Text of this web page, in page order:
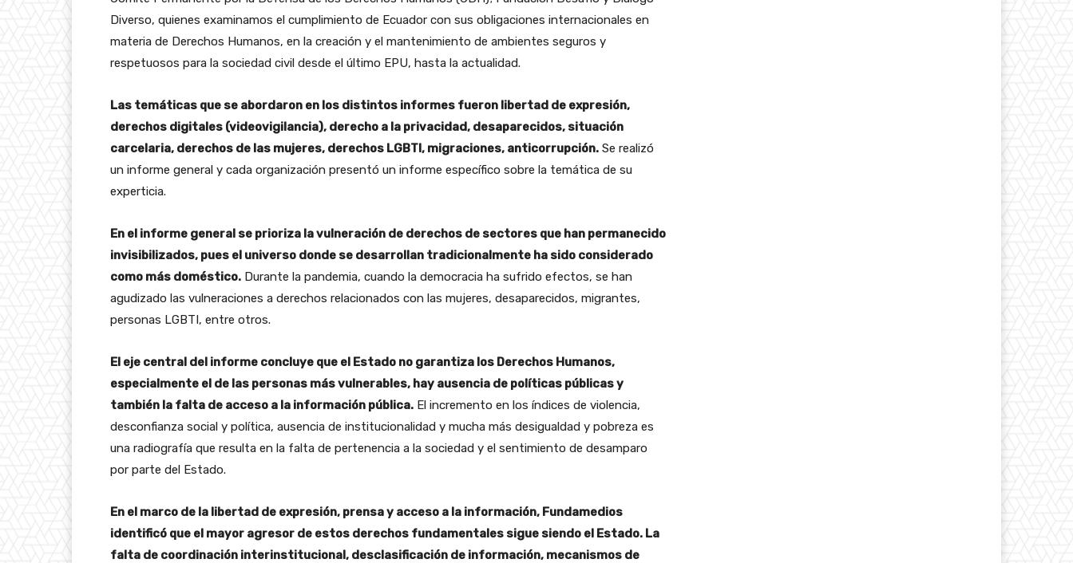
Diverso, quienes examinamos el cumplimiento de Ecuador con sus obligaciones internacionales en
materia de Derechos Humanos, en la creación y el mantenimiento de ambientes seguros y
respetuosos para la sociedad civil desde el último EPU, hasta la actualidad.
Las temáticas que se abordaron en los distintos informes fueron libertad de expresión,
derechos digitales (videovigilancia), derecho a la privacidad, desaparecidos, situación
carcelaria, derechos de las mujeres, derechos LGBTI, migraciones, anticorrupción. Se realizó
un informe general y cada organización presentó un informe específico sobre la temática de su
experticia.
En el informe general se prioriza la vulneración de derechos de sectores que han permanecido
invisibilizados, pues el universo donde se desarrollan tradicionalmente ha sido considerado
como más doméstico. Durante la pandemia, cuando la democracia ha sufrido efectos, se han
agudizado las vulneraciones a derechos relacionados con las mujeres, desaparecidos, migrantes,
personas LGBTI, entre otros.
El eje central del informe concluye que el Estado no garantiza los Derechos Humanos,
especialmente el de las personas más vulnerables, hay ausencia de políticas públicas y
también la falta de acceso a la información pública. El incremento en los índices de violencia,
desconfianza social y política, ausencia de institucionalidad y mucha más desigualdad y pobreza es
una radiografía que resulta en la falta de pertenencia a la sociedad y el sentimiento de desamparo
por parte del Estado.
En el marco de la libertad de expresión, prensa y acceso a la información, Fundamedios
identificó que el mayor agresor de estos derechos fundamentales sigue siendo el Estado. La
falta de coordinación interinstitucional, desclasificación de información, mecanismos de